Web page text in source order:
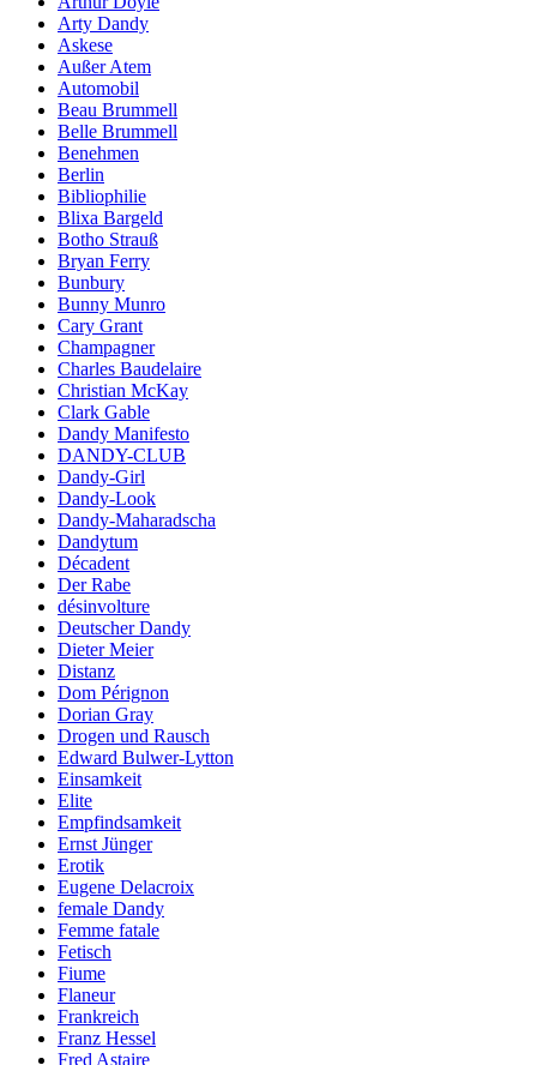
Arty Dandy
Askese
Außer Atem
Automobil
Beau Brummell
Belle Brummell
Benehmen
Berlin
Bibliophilie
Blixa Bargeld
Botho Strauß
Bryan Ferry
Bunbury
Bunny Munro
Cary Grant
Champagner
Charles Baudelaire
Christian McKay
Clark Gable
Dandy Manifesto
DANDY-CLUB
Dandy-Girl
Dandy-Look
Dandy-Maharadscha
Dandytum
Décadent
Der Rabe
désinvolture
Deutscher Dandy
Dieter Meier
Distanz
Dom Pérignon
Dorian Gray
Drogen und Rausch
Edward Bulwer-Lytton
Einsamkeit
Elite
Empfindsamkeit
Ernst Jünger
Erotik
Eugene Delacroix
female Dandy
Femme fatale
Fetisch
Fiume
Flaneur
Frankreich
Franz Hessel
Fred Astaire